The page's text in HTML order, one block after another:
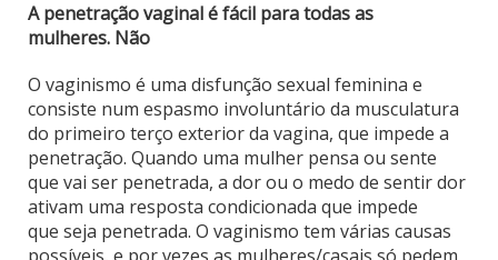
A penetração vaginal é fácil para todas as
mulheres. Não
O vaginismo é uma disfunção sexual feminina e
consiste num espasmo involuntário da musculatura
do primeiro terço exterior da vagina, que impede a
penetração. Quando uma mulher pensa ou sente
que vai ser penetrada, a dor ou o medo de sentir dor
ativam uma resposta condicionada que impede
que seja penetrada. O vaginismo tem várias causas